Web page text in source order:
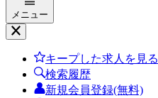
メニュー
キープした求人を見る
検索履歴
新規会員登録(無料)